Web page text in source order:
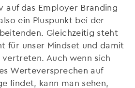
auf das Employer Branding
ein Pluspunkt bei der
Gleichzeitig steht
für unser Mindset und damit
Auch wenn sich
Werteversprechen auf
findet, kann man sehen,